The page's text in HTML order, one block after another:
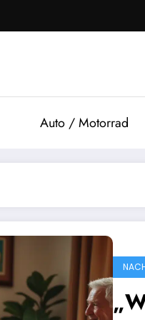
Auto / Motorrad